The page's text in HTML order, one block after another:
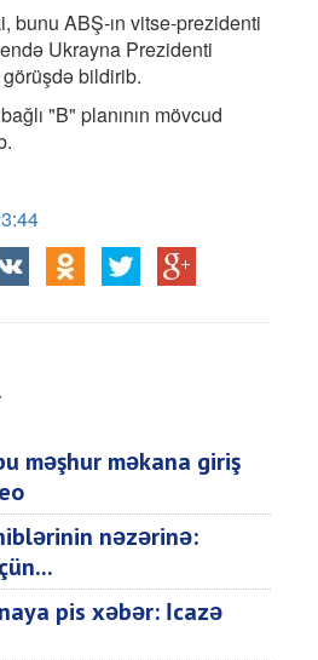
bunu ABŞ-ın vitse-prezidenti
Ukrayna Prezidenti
bildirib.
"B" planının mövcud
məşhur məkana giriş
nəzərinə:
pis xəbər: İcazə